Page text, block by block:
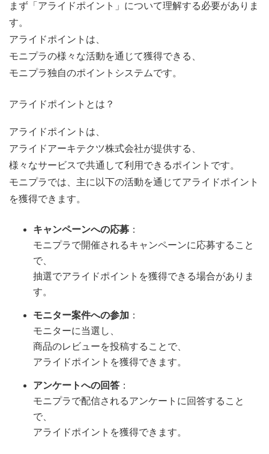
まず「アライドポイント」について理解する必要がありま
す。
アライドポイントは、
モニプラの様々な活動を通じて獲得できる、
モニプラ独自のポイントシステムです。
アライドポイントとは？
アライドポイントは、
アライドアーキテクツ株式会社が提供する、
様々なサービスで共通して利用できるポイントです。
モニプラでは、主に以下の活動を通じてアライドポイント
を獲得できます。
キャンペーンへの応募 ：
モニプラで開催されるキャンペーンに応募すること
で、
抽選でアライドポイントを獲得できる場合がありま
す。
モニター案件への参加 ：
モニターに当選し、
商品のレビューを投稿することで、
アライドポイントを獲得できます。
アンケートへの回答 ：
モニプラで配信されるアンケートに回答すること
で、
アライドポイントを獲得できます。